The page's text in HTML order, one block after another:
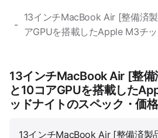
13インチMacBook Air [整備済
アGPUを搭載したApple M3チ
13インチMacBook Air [整
と10コアGPUを搭載した
ッドナイトのスペック・価格
13インチMacBook Air [整備済製